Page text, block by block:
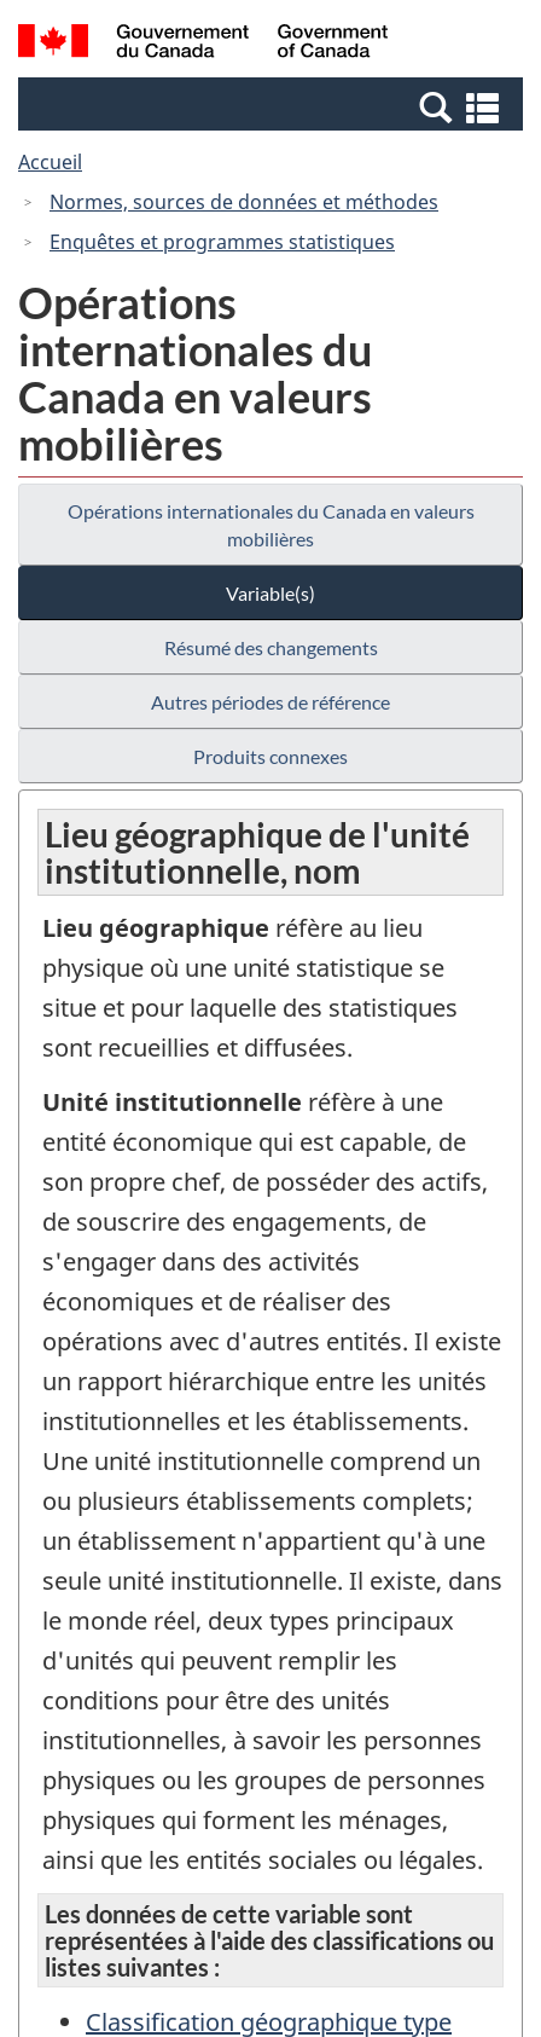
Passer
au
Passer
à
Canada
Recherche
et
et
Accueil
Normes, sources de données et méthodes
Enquêtes et programmes statistiques
Opérations
internationales du
Canada en valeurs
mobilières
Opérations internationales du Canada en valeurs
mobilières
Variable(s)
Résumé des changements
Autres périodes de référence
Produits connexes
Lieu géographique de l'unité
institutionnelle, nom
Lieu géographique réfère au lieu
physique où une unité statistique se
situe et pour laquelle des statistiques
sont recueillies et diffusées.
Unité institutionnelle réfère à une
entité économique qui est capable, de
son propre chef, de posséder des actifs,
de souscrire des engagements, de
s'engager dans des activités
économiques et de réaliser des
opérations avec d'autres entités. Il existe
un rapport hiérarchique entre les unités
institutionnelles et les établissements.
Une unité institutionnelle comprend un
ou plusieurs établissements complets;
un établissement n'appartient qu'à une
seule unité institutionnelle. Il existe, dans
le monde réel, deux types principaux
d'unités qui peuvent remplir les
conditions pour être des unités
institutionnelles, à savoir les personnes
physiques ou les groupes de personnes
physiques qui forment les ménages,
ainsi que les entités sociales ou légales.
Les données de cette variable sont
représentées à l'aide des classifications ou
listes suivantes :
Classification géographique type